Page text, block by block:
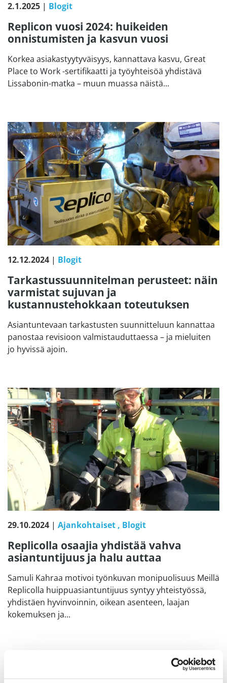
2.1.2025 | Blogit
Replicon vuosi 2024: huikeiden
onnistumisten ja kasvun vuosi
Korkea asiakastyytyväisyys, kannattava kasvu, Great
Place to Work -sertifikaatti ja työyhteisöä yhdistävä
Lissabonin-matka – muun muassa näistä...
12.12.2024 | Blogit
Tarkastussuunnitelman perusteet: näin
varmistat sujuvan ja
kustannustehokkaan toteutuksen
Asiantuntevaan tarkastusten suunnitteluun kannattaa
panostaa revisioon valmistauduttaessa – ja mieluiten
jo hyvissä ajoin.
29.10.2024 | Ajankohtaiset Blogit
Replicolla osaajia yhdistää vahva
asiantuntijuus ja halu auttaa
Samuli Kahraa motivoi työnkuvan monipuolisuus Meillä
Replicolla huippuasiantuntijuus syntyy yhteistyössä,
yhdistäen hyvinvoinnin, oikean asenteen, laajan
kokemuksen ja...